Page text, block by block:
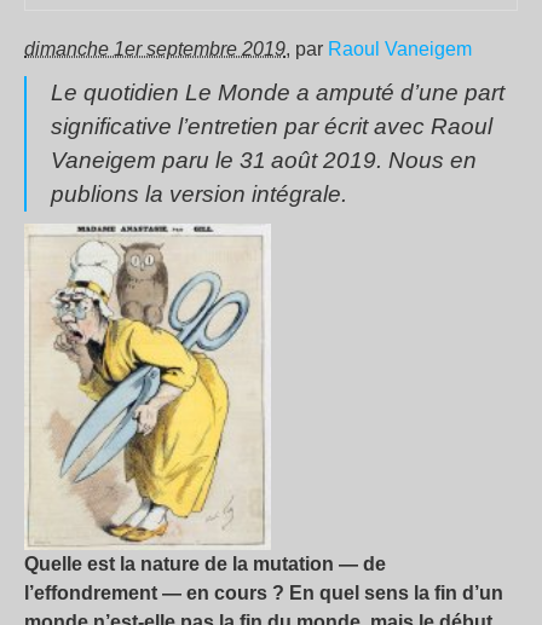
dimanche 1er septembre 2019, par Raoul Vaneigem
Le quotidien Le Monde a amputé d’une part
significative l’entretien par écrit avec Raoul
Vaneigem paru le 31 août 2019. Nous en
publions la version intégrale.
Quelle est la nature de la mutation — de
l’effondrement — en cours ? En quel sens la fin d’un